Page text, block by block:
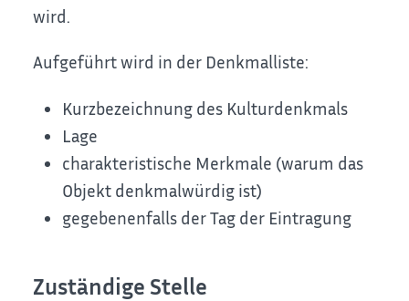
wird.
Aufgeführt wird in der Denkmalliste:
Kurzbezeichnung des Kulturdenkmals
Lage
charakteristische Merkmale (warum das
Objekt denkmalwürdig ist)
gegebenenfalls der Tag der Eintragung
Zuständige Stelle